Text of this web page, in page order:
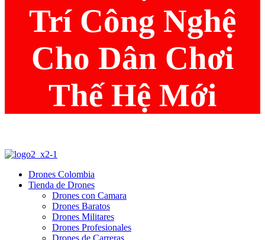
Trí Công Nghệ
Cho Dân Chơi
Thế Hệ Mới
Drones Colombia
Tienda de Drones
Drones con Camara
Drones Baratos
Drones Militares
Drones Profesionales